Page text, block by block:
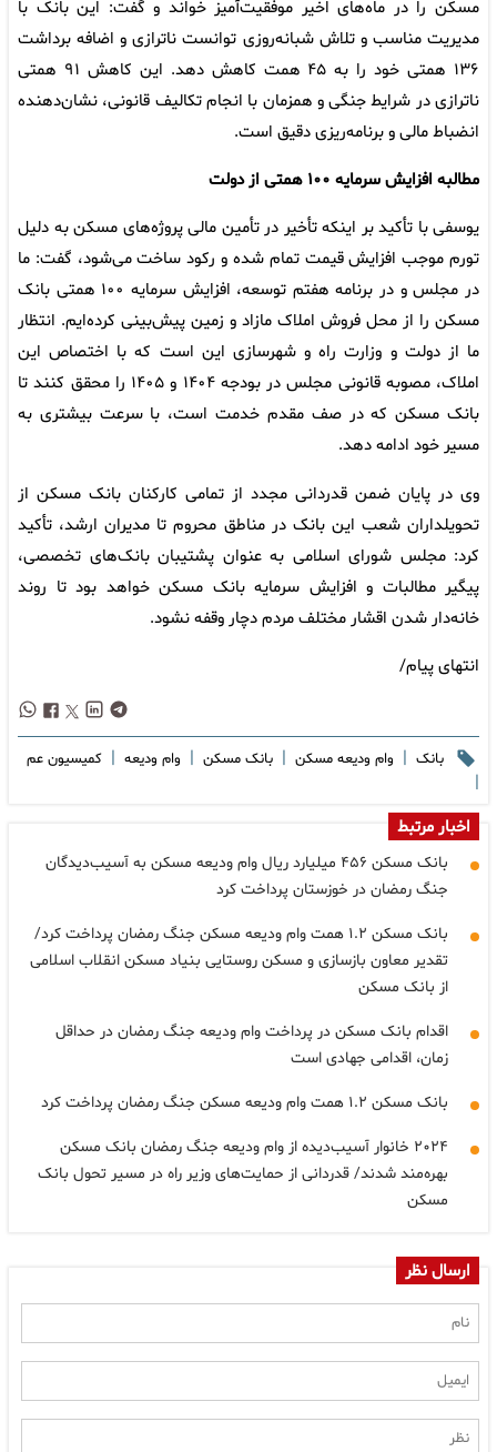
مسکن را در ماه‌های اخیر موفقیت‌آمیز خواند و گفت: این بانک با
مدیریت مناسب و تلاش شبانه‌روزی توانست ناترازی و اضافه برداشت
۱۳۶ همتی خود را به ۴۵ همت کاهش دهد. این کاهش ۹۱ همتی
ناترازی در شرایط جنگی و همزمان با انجام تکالیف قانونی، نشان‌دهنده
انضباط مالی و برنامه‌ریزی دقیق است.
مطالبه افزایش سرمایه ۱۰۰ همتی از دولت
یوسفی با تأکید بر اینکه تأخیر در تأمین مالی پروژه‌های مسکن به دلیل
تورم موجب افزایش قیمت تمام شده و رکود ساخت می‌شود، گفت: ما
در مجلس و در برنامه هفتم توسعه، افزایش سرمایه ۱۰۰ همتی بانک
مسکن را از محل فروش املاک مازاد و زمین پیش‌بینی کرده‌ایم. انتظار
ما از دولت و وزارت راه و شهرسازی این است که با اختصاص این
املاک، مصوبه قانونی مجلس در بودجه ۱۴۰۴ و ۱۴۰۵ را محقق کنند تا
بانک مسکن که در صف مقدم خدمت است، با سرعت بیشتری به
مسیر خود ادامه دهد.
وی در پایان ضمن قدردانی مجدد از تمامی کارکنان بانک مسکن از
تحویلداران شعب این بانک در مناطق محروم تا مدیران ارشد، تأکید
کرد: مجلس شورای اسلامی به عنوان پشتیبان بانک‌های تخصصی،
پیگیر مطالبات و افزایش سرمایه بانک مسکن خواهد بود تا روند
خانه‌دار شدن اقشار مختلف مردم دچار وقفه نشود.
انتهای پیام/
بانک | وام ودیعه مسکن | بانک مسکن | وام ودیعه | کمیسیون عم
|
اخبار مرتبط
بانک مسکن ۴۵۶ میلیارد ریال وام ودیعه مسکن به آسیب‌دیدگان
جنگ رمضان در خوزستان پرداخت کرد
بانک مسکن ۱.۲ همت وام ودیعه مسکن جنگ رمضان پرداخت کرد/
تقدیر معاون بازسازی و مسکن روستایی بنیاد مسکن انقلاب اسلامی
از بانک مسکن
اقدام بانک مسکن در پرداخت وام ودیعه جنگ رمضان در حداقل
زمان، اقدامی جهادی است
بانک مسکن ۱.۲ همت وام ودیعه مسکن جنگ رمضان پرداخت کرد
۲۰۲۴ خانوار آسیب‌دیده از وام ودیعه جنگ رمضان بانک مسکن
بهره‌مند شدند/ قدردانی از حمایت‌های وزیر راه در مسیر تحول بانک
مسکن
ارسال نظر